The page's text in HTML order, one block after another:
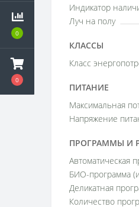
0
0
Индикатор
Луч на полу
КЛАССЫ
Класс
ПИТАНИЕ
Максимальная
Напряжение
ПРОГРАММЫ И
Автоматическая
БИО-программа
Деликатная
Количество